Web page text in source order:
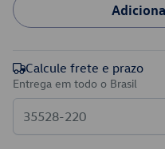
Calcule frete e prazo
Entrega em todo o Brasil